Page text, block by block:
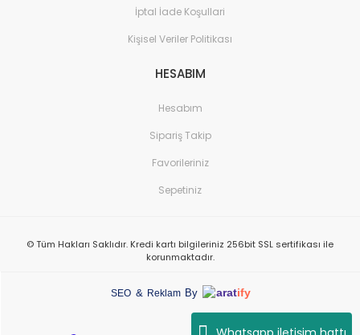
İptal İade Koşullari
Kişisel Veriler Politikası
HESABIM
Hesabım
Sipariş Takip
Favorileriniz
Sepetiniz
© Tüm Hakları Saklıdır. Kredi kartı bilgileriniz 256bit SSL sertifikası ile
korunmaktadır.
SEO & Reklam By aratify